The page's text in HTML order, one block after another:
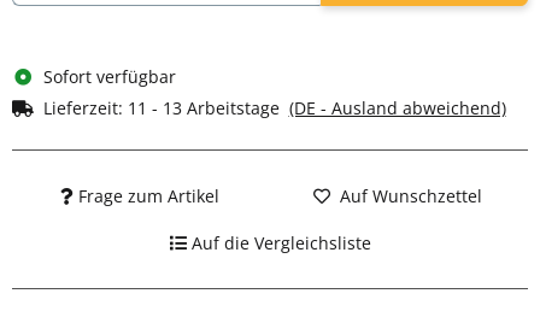
Sofort verfügbar
Lieferzeit: 11 - 13 Arbeitstage (DE - Ausland abweichend)
Frage zum Artikel Auf Wunschzettel
Auf die Vergleichsliste